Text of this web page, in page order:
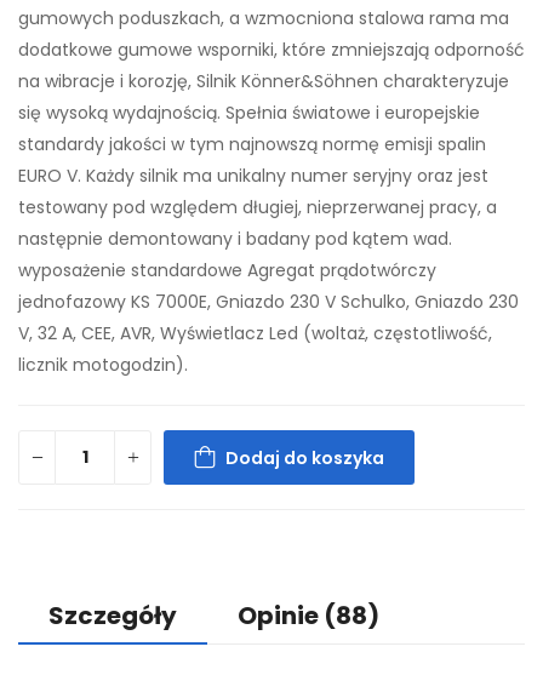
gumowych poduszkach, a wzmocniona stalowa rama ma
dodatkowe gumowe wsporniki, które zmniejszają odporność
na wibracje i korozję, Silnik Könner&Söhnen charakteryzuje
się wysoką wydajnością. Spełnia światowe i europejskie
standardy jakości w tym najnowszą normę emisji spalin
EURO V. Każdy silnik ma unikalny numer seryjny oraz jest
testowany pod względem długiej, nieprzerwanej pracy, a
następnie demontowany i badany pod kątem wad.
wyposażenie standardowe Agregat prądotwórczy
jednofazowy KS 7000E, Gniazdo 230 V Schulko, Gniazdo 230
V, 32 A, CEE, AVR, Wyświetlacz Led (woltaż, częstotliwość,
licznik motogodzin).
Dodaj do koszyka
Szczegóły Opinie (88)